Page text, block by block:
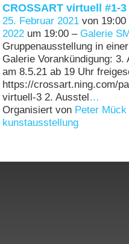
CROSSART virtuell #1-3
25. Februar 2021von
2022um 19:00 – Galerie
Gruppenausstellung in
Galerie Vorankündigung: 3.
am 8.5.21 ab 19 Uhr
https://crossart.ning.com/
virtuell-3 2. Ausstel…
Organisiert von Peter Mück
kunstausstellung